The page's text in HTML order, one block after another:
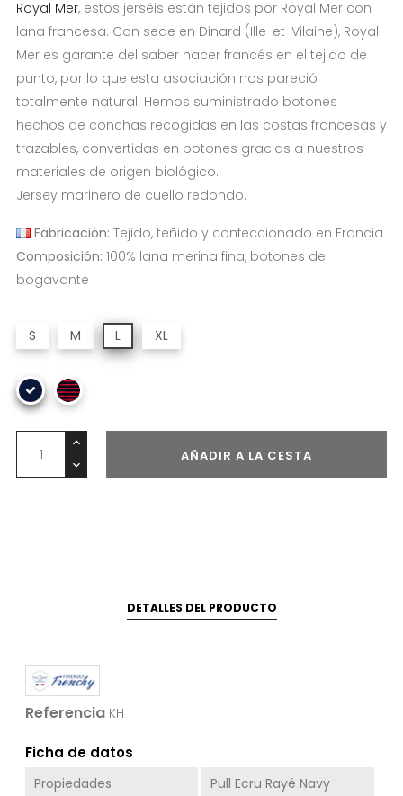
Royal Mer, estos jerséis están tejidos por Royal Mer con
lana francesa. Con sede en Dinard (Ille-et-Vilaine), Royal
Mer es garante del saber hacer francés en el tejido de
punto, por lo que esta asociación nos pareció
totalmente natural. Hemos suministrado botones
hechos de conchas recogidas en las costas francesas y
trazables, convertidas en botones gracias a nuestros
materiales de origen biológico.
Jersey marinero de cuello redondo.
Fabricación: Tejido, teñido y confeccionado en Francia
Composición: 100% lana merina fina, botones de
bogavante
S M L XL
AÑADIR A LA CESTA
DETALLES DEL PRODUCTO
Referencia KH
Ficha de datos
Propiedades Pull Ecru Rayé Navy